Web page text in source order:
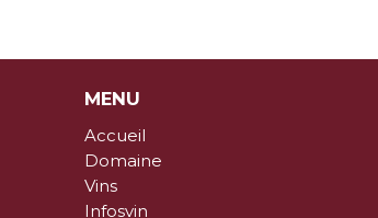
MENU
Accueil
Domaine
Vins
Infosvin